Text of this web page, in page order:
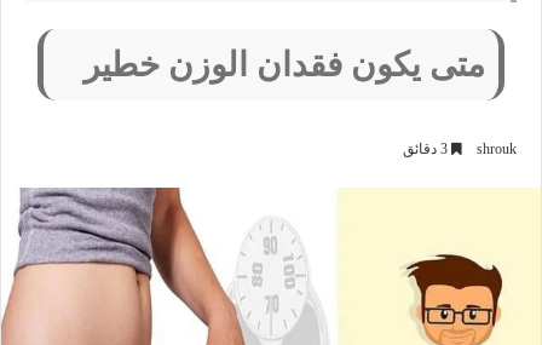
متى يكون فقدان الوزن خطير
shrouk